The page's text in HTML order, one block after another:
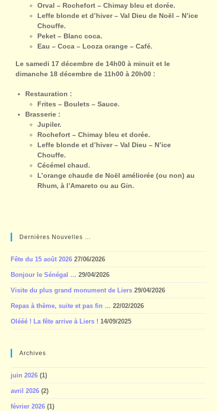
Orval – Rochefort – Chimay bleu et dorée.
Leffe blonde et d’hiver – Val Dieu de Noël – N’ice
Chouffe.
Peket – Blanc coca.
Eau – Coca – Looza orange – Café.
Le samedi 17 décembre de 14h00 à minuit et le
dimanche 18 décembre de 11h00 à 20h00 :
Restauration :
Frites – Boulets – Sauce.
Brasserie :
Jupiler.
Rochefort – Chimay bleu et dorée.
Leffe blonde et d’hiver – Val Dieu – N’ice
Chouffe.
Cécémel chaud.
L’orange chaude de Noël améliorée (ou non) au
Rhum, à l’Amareto ou au Gin.
Dernières Nouvelles …
Fête du 15 août 2026 27/06/2026
Bonjour le Sénégal … 29/04/2026
Visite du plus grand monument de Liers 29/04/2026
Repas à thème, suite et pas fin … 22/02/2026
Olééé ! La fête arrive à Liers ! 14/09/2025
Archives
juin 2026 (1)
avril 2026 (2)
février 2026 (1)